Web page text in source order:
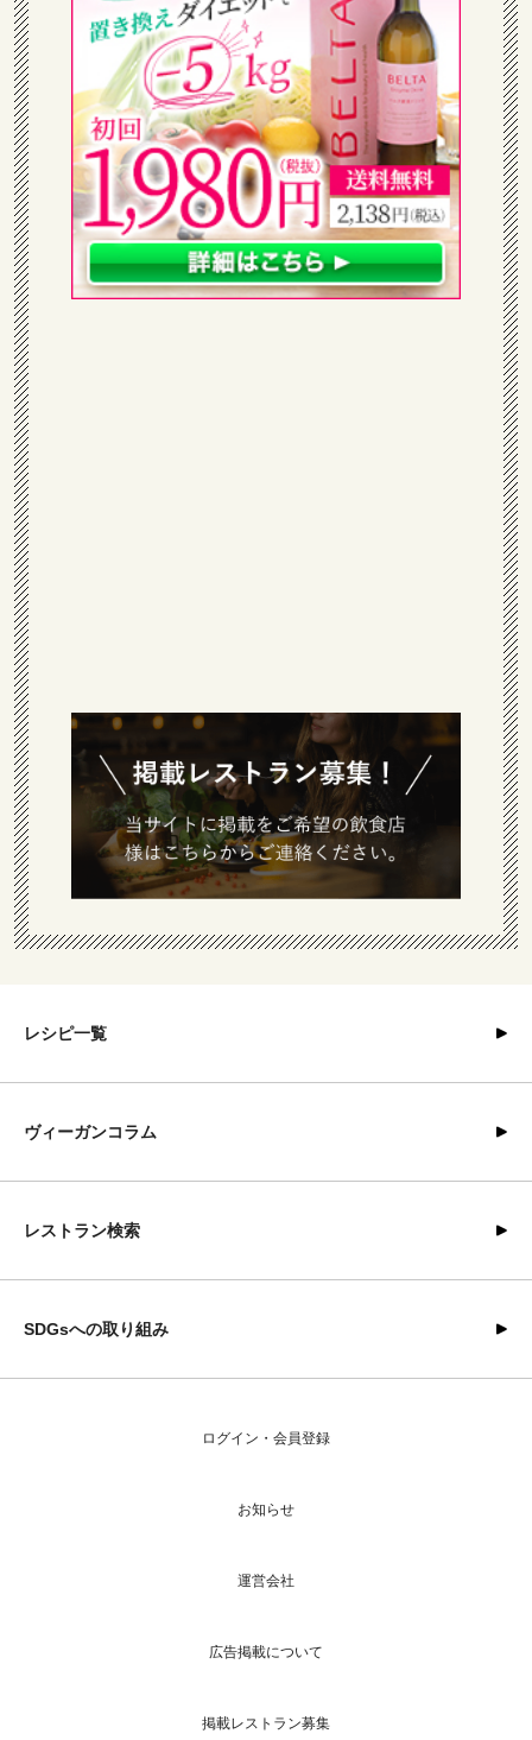
レシピ一覧
ヴィーガンコラム
レストラン検索
SDGsへの取り組み
ログイン・会員登録
お知らせ
運営会社
広告掲載について
掲載レストラン募集